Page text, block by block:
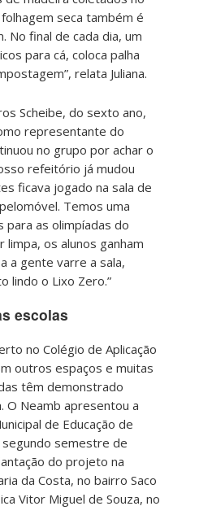
seca também é
No final de cada dia, um
para cá, coloca palha
relata Juliana.
Scheibe, do sexto ano,
representante do
no grupo por achar o
refeitório já mudou
ficava jogado na sala de
Temos uma
para as olimpíadas do
limpa, os alunos ganham
a gente varre a sala,
lindo o Lixo Zero.”
escolas
no Colégio de Aplicação
outros espaços e muitas
têm demonstrado
Neamb apresentou a
de Educação de
semestre de
do projeto na
da Costa, no bairro Saco
Vitor Miguel de Souza, no